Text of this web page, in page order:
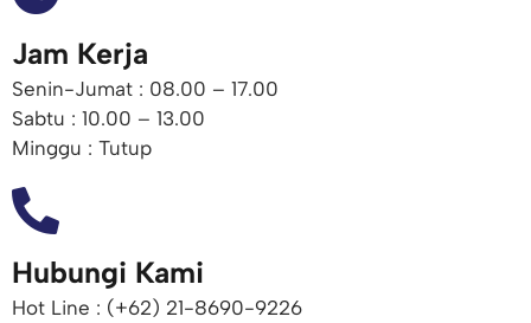
Jam Kerja
Senin-Jumat : 08.00 – 17.00
Sabtu : 10.00 – 13.00
Minggu : Tutup
Hubungi Kami
Hot Line : (+62) 21-8690-9226​